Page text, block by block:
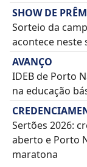
SHOW DE
Sorteio da
acontece neste
AVANÇO
IDEB de Porto
na educação
Sertões 2026:
aberto e Porto
maratona